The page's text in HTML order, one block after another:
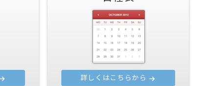
詳しくはこちらから